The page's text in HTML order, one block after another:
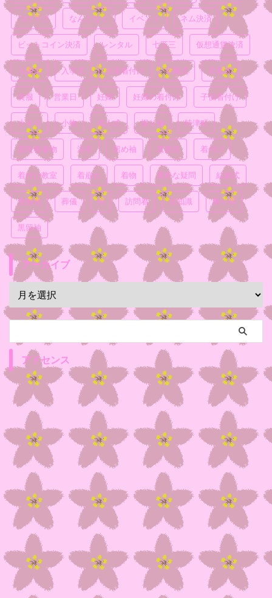
つけ下げ なんとなく イベント ネム決済
ビットコイン決済 レンタル 七五三 仮想通貨決済
入園式 入学式 出張着付け 卒園式 卒業式
喪服 営業日 妊婦 妊婦の着付け 子供着付け
小ネタ 小物 成人式 振り袖 時津町
普段着着物 浴衣 留め袖 真面目 着付け
着付け教室 着崩れ 着物 素朴な疑問 結婚式
色無地 葬儀 袴 訪問着 豆知識 飾り帯
黒留袖
アーカイブ
アドセンス